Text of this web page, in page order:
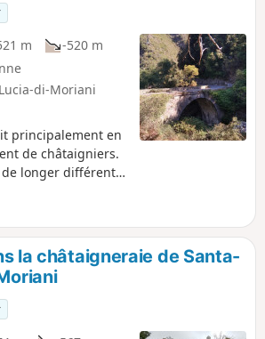
m
-520 m
di-Moriani
principalement en
de châtaigniers.
longer différents
de l'Enfer. Des
sont
parcours passe
de Serrale.
la châtaigneraie de Santa-